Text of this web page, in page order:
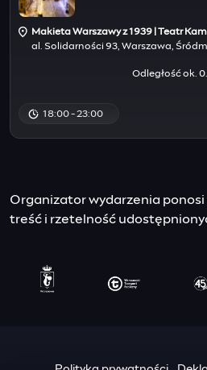
Makieta Warszawy z 1939 | Teatr
al. Solidarności 93, Warszawa,
Odległość ok.
18:00 - 23:00
Organizator wydarzenia
treść i rzetelność